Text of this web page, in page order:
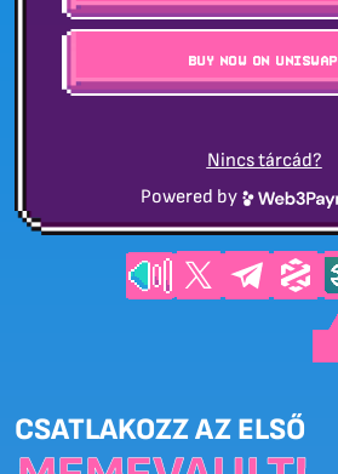
BUY NOW ON UNISWAP
Nincs tárcád?
Powered by
CSATLAKOZZ AZ ELSŐ